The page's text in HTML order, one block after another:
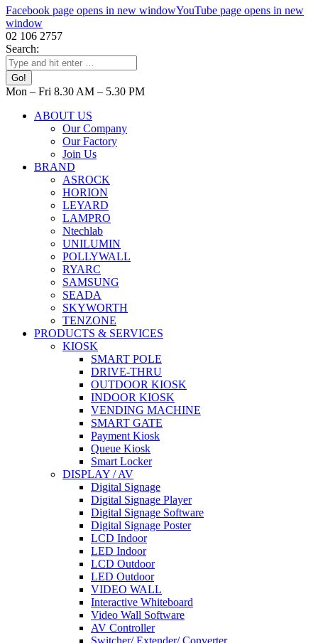
Facebook page opens in new windowYouTube page opens in new
window
02 106 2757
Search:
Mon – Fri 8.30 AM – 5.30 PM
ABOUT US
Our Company
Our Factory
Join Us
BRAND
ASROCK
HORION
LEYARD
LAMPRO
Ntechlab
UNILUMIN
POLLYWALL
RYARC
SAMSUNG
SEADA
SKYWORTH
TENZONE
PRODUCTS & SERVICES
KIOSK
SMART POLE
DRIVE-THRU
OUTDOOR KIOSK
INDOOR KIOSK
VENDING MACHINE
SMART GATE
Payment Kiosk
Queue Kiosk
Smart Locker
DISPLAY / AV
Digital Signage
Digital Signage Player
Digital Signage Software
Digital Signage Poster
LCD Indoor
LED Indoor
LCD Outdoor
LED Outdoor
VIDEO WALL
Interactive Whiteboard
Video Wall Software
AV Controller
Switcher/ Extender/ Converter